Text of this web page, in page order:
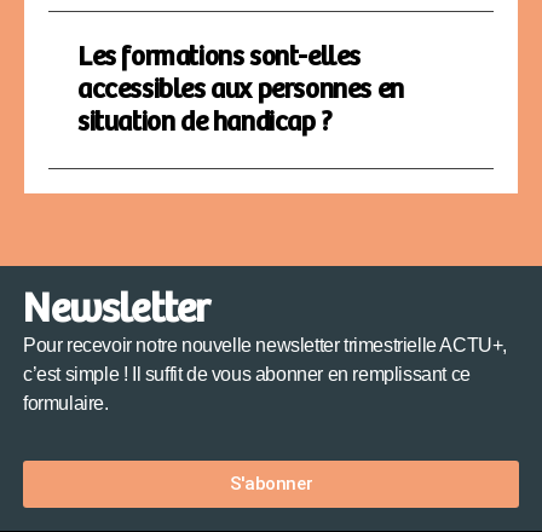
Les formations sont-elles
accessibles aux personnes en
situation de handicap ?
Newsletter
Pour recevoir notre nouvelle newsletter trimestrielle ACTU+,
c’est simple ! Il suffit de vous abonner en remplissant ce
formulaire.
S'abonner